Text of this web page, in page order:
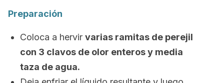
Preparación
Coloca a hervir varias ramitas de perejil
con 3 clavos de olor enteros y media
taza de agua.